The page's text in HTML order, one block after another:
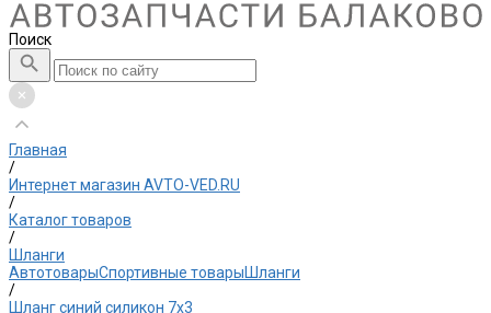
Поиск
Главная
/
Интернет магазин AVTO-VED.RU
/
Каталог товаров
/
Шланги
АвтотоварыСпортивные товарыШланги
/
Шланг синий силикон 7х3